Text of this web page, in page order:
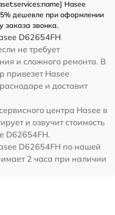
Hasee
дешевле при оформлении
заказа звонка.
D62654FH
не требует
и сложного ремонта. В
привезет Hasee
и доставит
центра Hasee в
и озвучит стоимость
D62654FH.
D62654FH по нашей
2 часа при наличии